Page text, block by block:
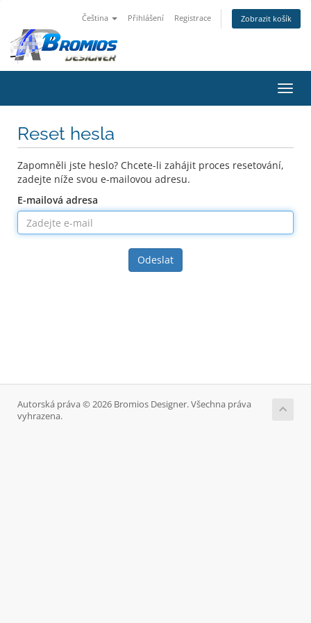
Čeština Přihlášení Registrace Zobrazit košík
Reset hesla
Zapomněli jste heslo? Chcete-li zahájit proces resetování,
zadejte níže svou e-mailovou adresu.
E-mailová adresa
Odeslat
Autorská práva © 2026 Bromios Designer. Všechna práva
vyhrazena.